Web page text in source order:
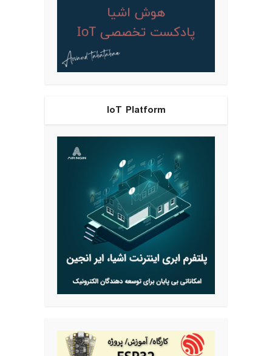
IoT Platform